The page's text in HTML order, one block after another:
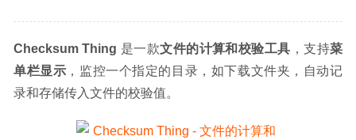
Checksum Thing 是一款文件的计算和校验工具 ，支持菜
单栏显示 ，监控一个指定的目录，如下载文件夹，自动记
录和存储传入文件的校验值。